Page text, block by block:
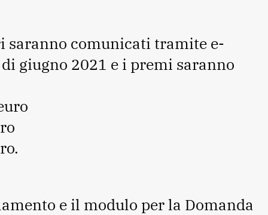
saranno comunicati tramite e-
giugno 2021 e i premi saranno
e il modulo per la Domanda